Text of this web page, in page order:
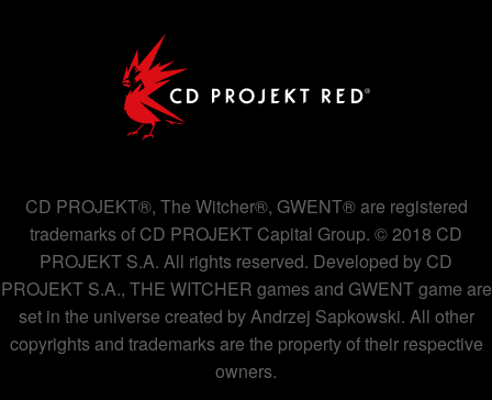
CD PROJEKT®, The Witcher®, GWENT® are registered
trademarks of CD PROJEKT Capital Group. © 2018 CD
PROJEKT S.A. All rights reserved. Developed by CD
PROJEKT S.A., THE WITCHER games and GWENT game are
set in the universe created by Andrzej Sapkowski. All other
copyrights and trademarks are the property of their respective
owners.